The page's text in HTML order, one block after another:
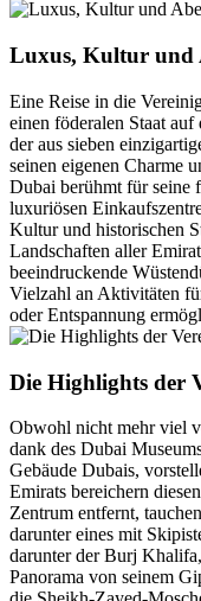
Luxus, Kultur und
Eine Reise in die
einen föderalen Staat
der aus sieben
seinen eigenen Charme
Dubai berühmt für seine
luxuriösen
Kultur und historischen
Landschaften aller
beeindruckende
Vielzahl an Aktivitäten
oder Entspannung
Die Highlights der
Obwohl nicht mehr viel
dank des Dubai
Gebäude Dubais,
Emirats bereichern
Zentrum entfernt,
darunter eines mit
darunter der Burj
Panorama von seinem